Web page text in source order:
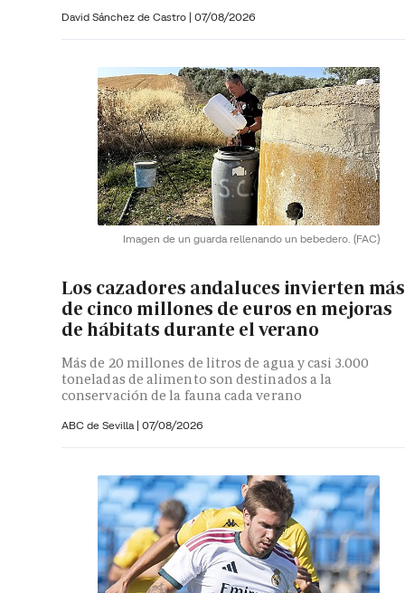
David Sánchez de Castro | 07/08/2026
Imagen de un guarda rellenando un bebedero. (FAC)
Los cazadores andaluces invierten más
de cinco millones de euros en mejoras
de hábitats durante el verano
Más de 20 millones de litros de agua y casi 3.000
toneladas de alimento son destinados a la
conservación de la fauna cada verano
ABC de Sevilla | 07/08/2026